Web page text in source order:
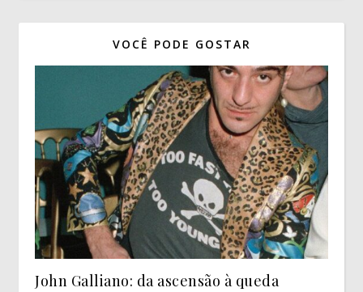
VOCÊ PODE GOSTAR
John Galliano: da ascensão à queda